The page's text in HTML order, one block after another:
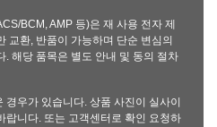
BCM, AMP 등)은 재 사용 전자 제
교환, 반품이 가능하며 단순 변심의
. 해당 품목은 별도 안내 및 동의 절차
우가 있습니다. 상품 사진이 실사이
랍니다. 또는 고객센터로 확인 요청하